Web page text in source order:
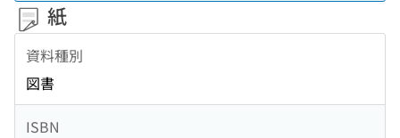
紙
資料種別
図書
ISBN